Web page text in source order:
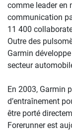
comme leader en
communication
11 400
Outre des
Garmin
secteur
En 2003, Garmin
d’entraînement
être porté
Forerunner est